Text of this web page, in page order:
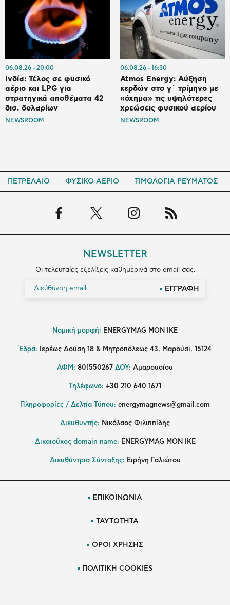
06.08.26 20:00
Ινδία: Τέλος σε φυσικό
αέριο και LPG για
στρατηγικά αποθέματα 42
δισ. δολαρίων
NEWSROOM
06.08.26 16:30
Atmos Energy: Αύξηση
κερδών στο γ΄ τρίμηνο με
«όχημα» τις υψηλότερες
χρεώσεις φυσικού αερίου
NEWSROOM
ΠΕΤΡΕΛΑΙΟ ΦΥΣΙΚΟ ΑΕΡΙΟ ΤΙΜΟΛΟΓΙΑ ΡΕΥΜΑΤΟΣ
NEWSLETTER
Οι τελευταίες εξελίξεις καθημερινά στο email σας.
ΕΓΓΡΑΦΗ
Νομική μορφή: ENERGYMAG MON IKE
Έδρα: Ιερέως Δούση 18 & Μητροπόλεως 43, Μαρούσι, 15124
ΑΦΜ: 801550267 ΔΟΥ: Αμαρουσίου
Τηλέφωνο: +30 210 640 1671
Πληροφορίες / Δελτία Τύπου: energymagnews@gmail.com
Διευθυντής: Νικόλαος Φιλιππίδης
Δικαιούχος domain name: ENERGYMAG ΜΟΝ ΙΚΕ
Διευθύντρια Σύνταξης: Ειρήνη Γαλιώτου
ΕΠΙΚΟΙΝΩΝΙΑ
ΤΑΥΤΟΤΗΤΑ
ΟΡΟΙ ΧΡΗΣΗΣ
ΠΟΛΙΤΙΚΗ COOKIES